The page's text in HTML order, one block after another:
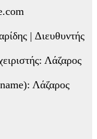
| Διευθυντής
Λάζαρος
Λάζαρος